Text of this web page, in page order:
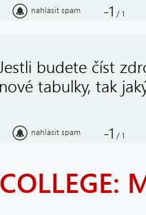
nahlásit spam -1 / 1
budete číst
nové tabulky, tak
nahlásit spam -1 / 1